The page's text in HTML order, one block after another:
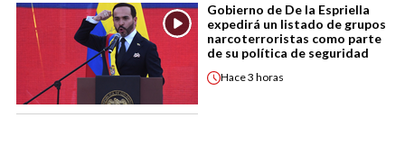
Gobierno de De la Espriella
expedirá un listado de grupos
narcoterroristas como parte
de su política de seguridad
Hace3 horas